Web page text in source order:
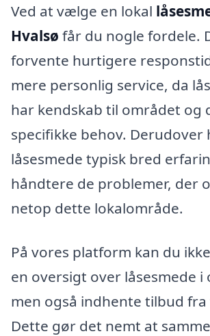
Ved at vælge en lokal
Hvalsø får du nogle fordele.
forvente hurtigere
mere personlig service, da
har kendskab til området og
specifikke behov. Derudover
låsesmede typisk bred
håndtere de problemer, der
netop dette lokalområde.
På vores platform kan du
en oversigt over låsesmede i
men også indhente tilbud
Dette gør det nemt at